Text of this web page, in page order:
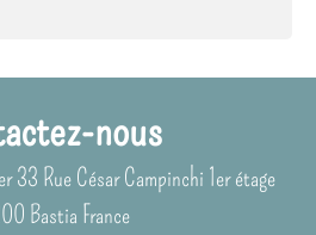
nous
33 Rue César Campinchi 1er étage
Bastia France